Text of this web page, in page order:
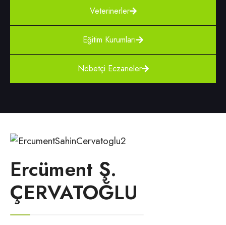
Veterinerler
Eğitim Kurumları
Nöbetçi Eczaneler
Ercüment Ş.
ÇERVATOĞLU